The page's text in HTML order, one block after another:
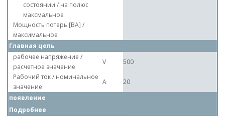
состоянии / на полюс
максмальное
Мощность потерь [ВА] /
максимальное
Главная цепь
рабочее напряжение /
расчетное значение
V
500
Рабочий ток / номинальное
значение
A
20
появление
Подробнее